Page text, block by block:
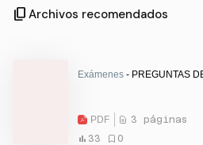
content_copy Archivos recomendados
Exámenes - PREGUNTAS
PDF
3 páginas
33
0